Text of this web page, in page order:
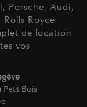
Porsche, Audi,
Royce
de location
vos
Petit Bois